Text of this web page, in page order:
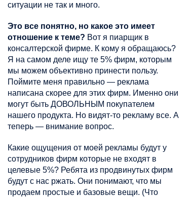
ситуации не так и много.
Это все понятно, но какое это имеет
отношение к теме? Вот я пиарщик в
консалтерской фирме. К кому я обращаюсь?
Я на самом деле ищу те 5% фирм, которым
мы можем объективно принести пользу.
Поймите меня правильно — реклама
написана скорее для этих фирм. Именно они
могут быть ДОВОЛЬНЫМ покупателем
нашего продукта. Но видят-то рекламу все. А
теперь — внимание вопрос.
Какие ощущения от моей рекламы будут у
сотрудников фирм которые не входят в
целевые 5%? Ребята из продвинутых фирм
будут с нас ржать. Они понимают, что мы
продаем простые и базовые вещи. (Что